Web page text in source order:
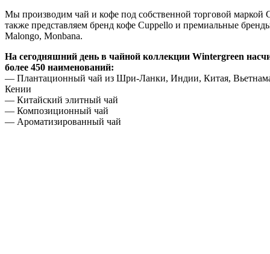
Мы производим чай и кофе под собственной торговой маркой
также представляем бренд кофе Cuppello и премиальные
Malongo, Monbana.
На сегодняшний день в чайной коллекции Wintergreen
более 450 наименований:
— Плантационный чай из Шри-Ланки, Индии, Китая,
Кении
— Китайский элитный чай
— Композиционный чай
— Ароматизированный чай